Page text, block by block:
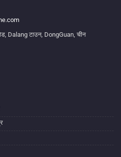
Dalang टाउन, DongGuan, चीन